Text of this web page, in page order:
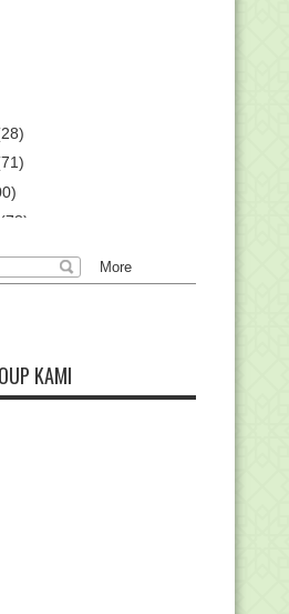
(78)
Qas...
Seleksi PPG 2019
Dibahas pada
tentang Pengelolaan
pada Mad...
Verifikasi
Blokir Ab...
PERINGATAN HARI KE...
KAMI